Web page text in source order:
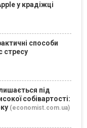
у крадіжці
способи
стресу
під
собівартості:
(economist.com.ua)